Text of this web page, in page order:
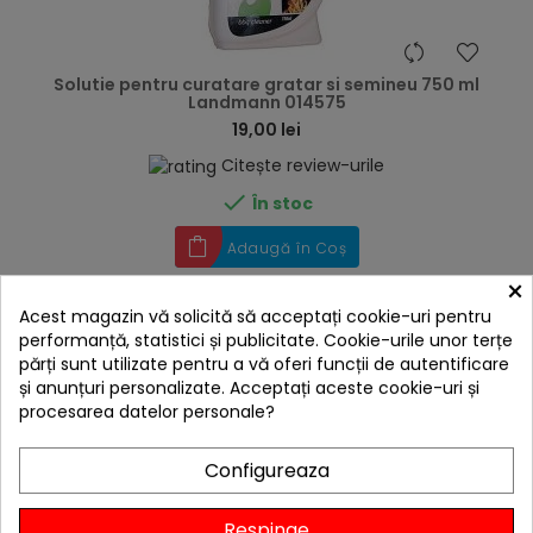
Solutie pentru curatare gratar si semineu 750 ml
Landmann 014575
19,00 lei
Citește review-urile
 În stoc
Adaugă în Coș
×
Acest magazin vă solicită să acceptați cookie-uri pentru
performanță, statistici și publicitate. Cookie-urile unor terțe
părți sunt utilizate pentru a vă oferi funcții de autentificare
și anunțuri personalizate. Acceptați aceste cookie-uri și
procesarea datelor personale?
Configureaza